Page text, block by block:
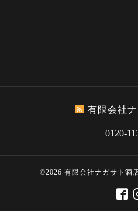
有限会社
0120-
©2026 有限会社ナガサト酒